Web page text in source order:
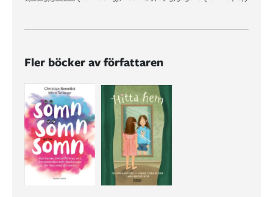
Fler böcker av författaren